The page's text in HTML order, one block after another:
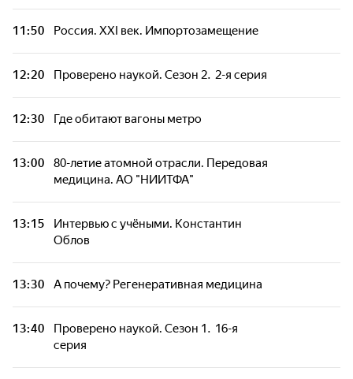
11:50 Россия. XXI век. Импортозамещение
12:20 Проверено наукой. Сезон 2. 2-я серия
12:30 Где обитают вагоны метро
13:00
80-летие атомной отрасли. Передовая
медицина. АО "НИИТФА"
13:15
Интервью с учёными. Константин
Облов
13:30 А почему? Регенеративная медицина
13:40
Проверено наукой. Сезон 1. 16-я
серия